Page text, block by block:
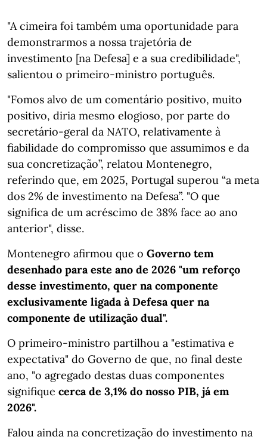
"A cimeira foi também uma oportunidade para
demonstrarmos a nossa trajetória de
investimento [na Defesa] e a sua credibilidade",
salientou o primeiro-ministro português.
"Fomos alvo de um comentário positivo, muito
positivo, diria mesmo elogioso, por parte do
secretário-geral da NATO, relativamente à
fiabilidade do compromisso que assumimos e da
sua concretização”, relatou Montenegro,
referindo que, em 2025, Portugal superou “a meta
dos 2% de investimento na Defesa”. "O que
significa de um acréscimo de 38% face ao ano
anterior", disse.
Montenegro afirmou que o Governo tem
desenhado para este ano de 2026 "um reforço
desse investimento, quer na componente
exclusivamente ligada à Defesa quer na
componente de utilização dual".
O primeiro-ministro partilhou a "estimativa e
expectativa" do Governo de que, no final deste
ano, "o agregado destas duas componentes
signifique cerca de 3,1% do nosso PIB, já em
2026".
Falou ainda na concretização do investimento na